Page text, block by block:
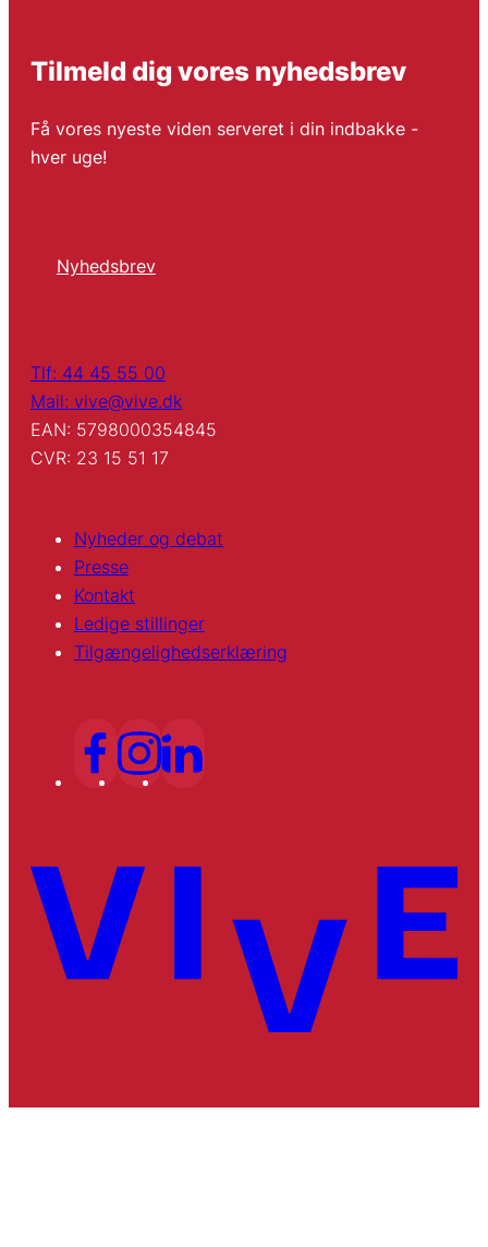
Tilmeld dig vores nyhedsbrev
Få vores nyeste viden serveret i din indbakke -
hver uge!
Nyhedsbrev
Tlf: 44 45 55 00
Mail: vive@vive.dk
EAN: 5798000354845
CVR: 23 15 51 17
Nyheder og debat
Presse
Kontakt
Ledige stillinger
Tilgængelighedserklæring